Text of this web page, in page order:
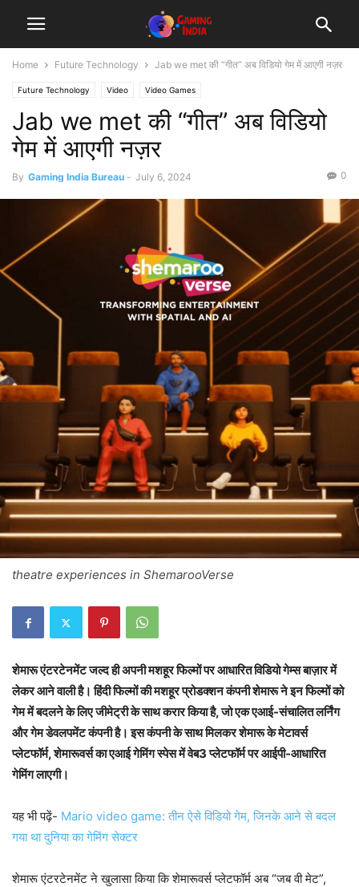
Home Future Technology Jab we met की “गीत” अब विडियो गेम में आएगी नज़र
Future Technology Video Video Games
Jab we met की “गीत” अब विडियो
गेम में आएगी नज़र
By Gaming India Bureau - July 6, 2024 0
theatre experiences in ShemarooVerse
शेमारू एंटरटेनमेंट जल्द ही अपनी मशहूर फिल्मों पर आधारित विडियो गेम्स बाज़ार में
लेकर आने वाली है। हिंदी फिल्मों की मशहूर प्रोडक्शन कंपनी शेमारू ने इन फिल्मों को
गेम में बदलने के लिए जीमेट्री के साथ करार किया है, जो एक एआई-संचालित लर्निंग
और गेम डेवलपमेंट कंपनी है। इस कंपनी के साथ मिलकर शेमारू के मेटावर्स
प्लेटफॉर्म, शेमारूवर्स का एआई गेमिंग स्पेस में वेब3 प्लेटफॉर्म पर आईपी-आधारित
गेमिंग लाएगी।
यह भी पढ़ें- Mario video game: तीन ऐसे विडियो गेम, जिनके आने से बदल
गया था दुनिया का गेमिंग सेक्टर
शेमारू एंटरटेनमेंट ने खुलासा किया कि शेमारूवर्स प्लेटफॉर्म अब “जब वी मेट”,